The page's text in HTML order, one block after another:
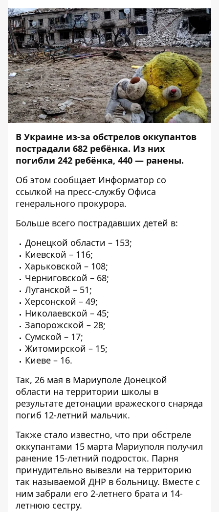
В Украине из-за обстрелов оккупантов
пострадали 682 ребёнка. Из них
погибли 242 ребёнка, 440 — ранены.
Об этом сообщает Информатор со
ссылкой на пресс-службу Офиса
генерального прокурора.
Больше всего пострадавших детей в:
Донецкой области – 153;
Киевской – 116;
Харьковской – 108;
Черниговской – 68;
Луганской – 51;
Херсонской – 49;
Николаевской – 45;
Запорожской – 28;
Сумской – 17;
Житомирской – 15;
Киеве – 16.
Так, 26 мая в Мариуполе Донецкой
области на территории школы в
результате детонации вражеского снаряда
погиб 12-летний мальчик.
Также стало известно, что при обстреле
оккупантами 15 марта Мариуполя получил
ранение 15-летний подросток. Парня
принудительно вывезли на территорию
так называемой ДНР в больницу. Вместе с
ним забрали его 2-летнего брата и 14-
летнюю сестру.